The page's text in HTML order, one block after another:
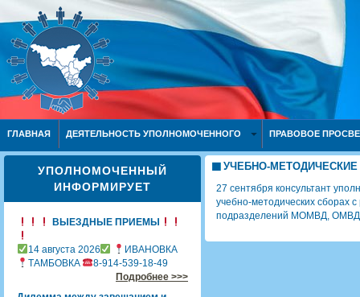
ГЛАВНАЯ ДЕЯТЕЛЬНОСТЬ УПОЛНОМОЧЕННОГО ПРАВОВОЕ
УПОЛНОМОЧЕННЫЙ
ИНФОРМИРУЕТ
ВЫЕЗДНЫЕ ПРИЕМЫ
14 августа 2026
ИВАНОВКА
ТАМБОВКА
8-914-539-18-49
Подробнее >>>
УЧЕБНО-
27 сентября консультант
учебно-методических сборах
подразделений МОМВД, ОМВД